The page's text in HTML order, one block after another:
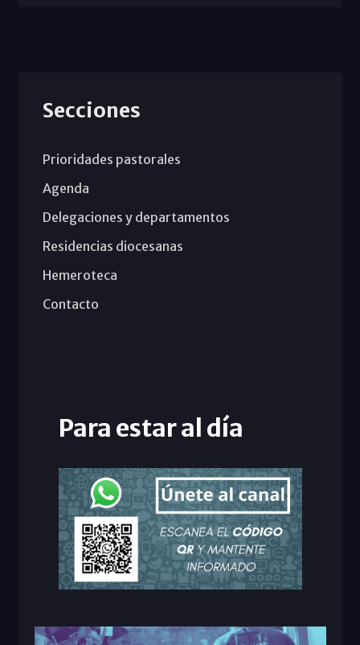
Secciones
Prioridades pastorales
Agenda
Delegaciones y departamentos
Residencias diocesanas
Hemeroteca
Contacto
Para estar al día